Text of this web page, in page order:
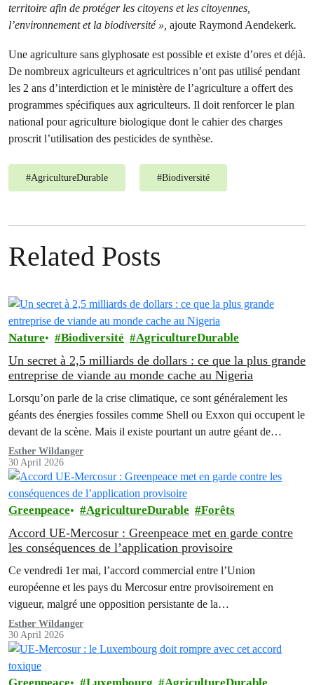
territoire afin de protéger les citoyens et les citoyennes,
l’environnement et la biodiversité », ajoute Raymond Aendekerk.
Une agriculture sans glyphosate est possible et existe d’ores et déjà.
De nombreux agriculteurs et agricultrices n’ont pas utilisé pendant
les 2 ans d’interdiction et le ministère de l’agriculture a offert des
programmes spécifiques aux agriculteurs. Il doit renforcer le plan
national pour agriculture biologique dont le cahier des charges
proscrit l’utilisation des pesticides de synthèse.
#AgricultureDurable #Biodiversité
Related Posts
Nature Biodiversité AgricultureDurable
Un secret à 2,5 milliards de dollars : ce que la plus grande
entreprise de viande au monde cache au Nigeria
Lorsqu’on parle de la crise climatique, ce sont généralement les
géants des énergies fossiles comme Shell ou Exxon qui occupent le
devant de la scène. Mais il existe pourtant un autre géant de
l'industrie, qui joue un rôle majeur dans la destruction climatique...
Esther Wildanger
30 April 2026
Greenpeace AgricultureDurable Forêts
Accord UE-Mercosur : Greenpeace met en garde contre
les conséquences de l’application provisoire
Ce vendredi 1er mai, l’accord commercial entre l’Union
européenne et les pays du Mercosur entre provisoirement en
vigueur, malgré une opposition persistante de la…
Esther Wildanger
30 April 2026